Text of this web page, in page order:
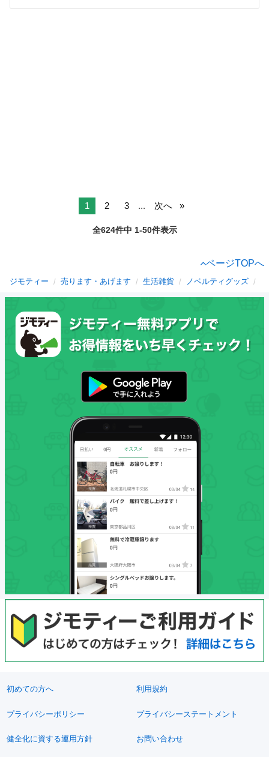
1 2 3 ... 次へ
全624件中 1-50件表示
ページTOPへ
ジモティー 売ります・あげます 生活雑貨 ノベルティグッズ
初めての方へ 利用規約
プライバシーポリシー プライバシーステートメント
健全化に資する運用方針 お問い合わせ